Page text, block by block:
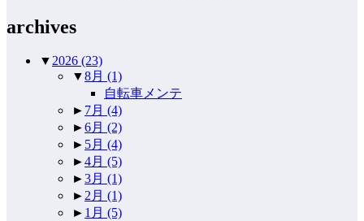
archives
▼2026 (23)
▼8月 (1)
自転車メンテ
► 7月 (4)
►6月 (2)
► 5月 (4)
►4月 (5)
►3月 (1)
►2月 (1)
► 1月 (5)